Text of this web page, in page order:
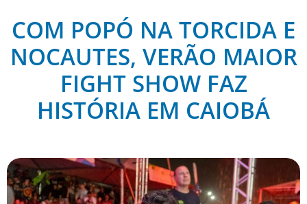
COM POPÓ NA TORCIDA E
NOCAUTES, VERÃO MAIOR
FIGHT SHOW FAZ
HISTÓRIA EM CAIOBÁ